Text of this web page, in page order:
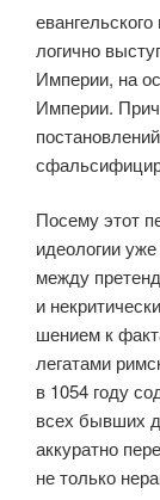
логично
Империи, на
Импе­рии.
Посему этот
идеологии
между
и
шением к
легатами
в 1054 году
всех бывших
аккуратно
не только